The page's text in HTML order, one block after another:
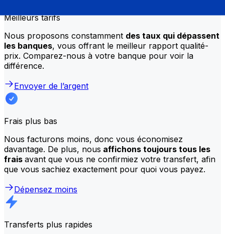
Meilleurs tarifs
Nous proposons constamment des taux qui dépassent
les banques, vous offrant le meilleur rapport qualité-
prix. Comparez-nous à votre banque pour voir la
différence.
Envoyer de l’argent
Frais plus bas
Nous facturons moins, donc vous économisez
davantage. De plus, nous affichons toujours tous les
frais avant que vous ne confirmiez votre transfert, afin
que vous sachiez exactement pour quoi vous payez.
Dépensez moins
Transferts plus rapides